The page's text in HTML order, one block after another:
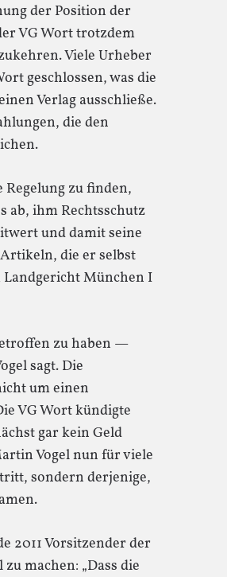
der Position der
VG Wort trotzdem
Viele Urheber
geschlossen, was die
Verlag ausschließe.
die den
zu finden,
ab, ihm Rechtsschutz
und damit seine
die er selbst
Landgericht München I
zu haben —
sagt. Die
um einen
VG Wort kündigte
gar kein Geld
Vogel nun für viele
sondern derjenige,
2011 Vorsitzender der
machen: „Dass die